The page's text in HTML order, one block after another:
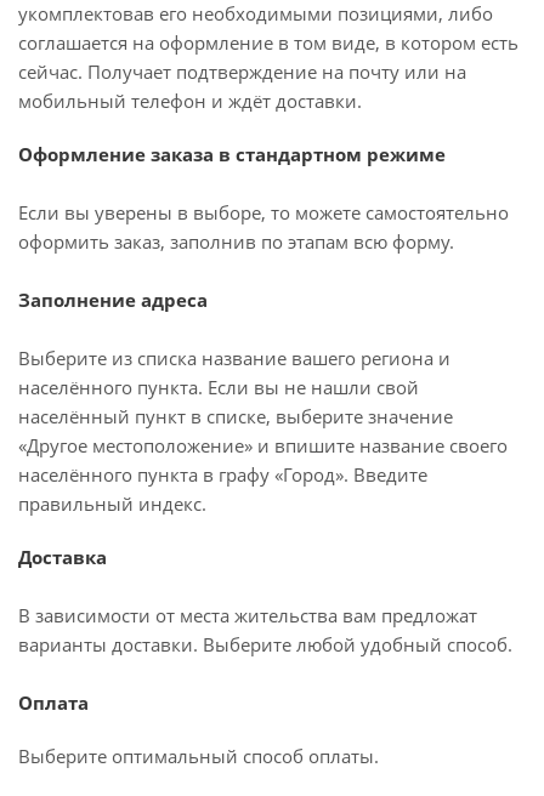
укомплектовав его необходимыми позициями, либо
соглашается на оформление в том виде, в котором есть
сейчас. Получает подтверждение на почту или на
мобильный телефон и ждёт доставки.
Оформление заказа в стандартном режиме
Если вы уверены в выборе, то можете самостоятельно
оформить заказ, заполнив по этапам всю форму.
Заполнение адреса
Выберите из списка название вашего региона и
населённого пункта. Если вы не нашли свой
населённый пункт в списке, выберите значение
«Другое местоположение» и впишите название своего
населённого пункта в графу «Город». Введите
правильный индекс.
Доставка
В зависимости от места жительства вам предложат
варианты доставки. Выберите любой удобный способ.
Оплата
Выберите оптимальный способ оплаты.